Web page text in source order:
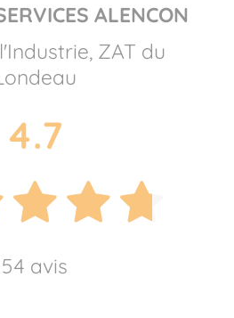
ALENCON
ZAT du
4.7
54 avis